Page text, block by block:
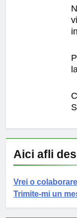
Aici afli
Vrei o
Trimite-mi un